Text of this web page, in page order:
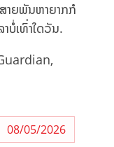
າຍພັນຫາຍາກກໍ
ບໍ່ເທົ່າໃດວັນ.
08/05/2026